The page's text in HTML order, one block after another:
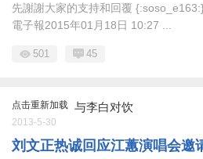
先謝謝大家的支持和回覆
電子報2015年01月18日 10:27 ...
501 45
点击重新加载 与李白对饮
2013-5-30
刘文正热诚回应江蕙演唱会邀